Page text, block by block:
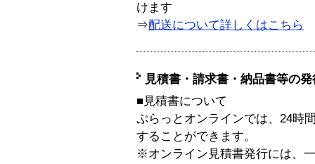
けます
⇒配送について詳しくはこちら
見積書・請求書・納品書等の
■見積書について
ぷらっとオンラインでは、24時
することができます。
※オンライン見積書発行には、